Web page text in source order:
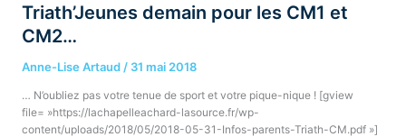
Triath’Jeunes demain pour les CM1 et
CM2…
Anne-Lise Artaud / 31 mai 2018
… N’oubliez pas votre tenue de sport et votre pique-nique ! [gview
file= »https://lachapelleachard-lasource.fr/wp-
content/uploads/2018/05/2018-05-31-Infos-parents-Triath-CM.pdf »]
les
CM1
CM2…